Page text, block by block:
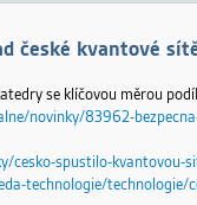
české kvantové
se klíčovou měrou
novinky/83962-
spustilo-kvantovou-
technologie/technologie/